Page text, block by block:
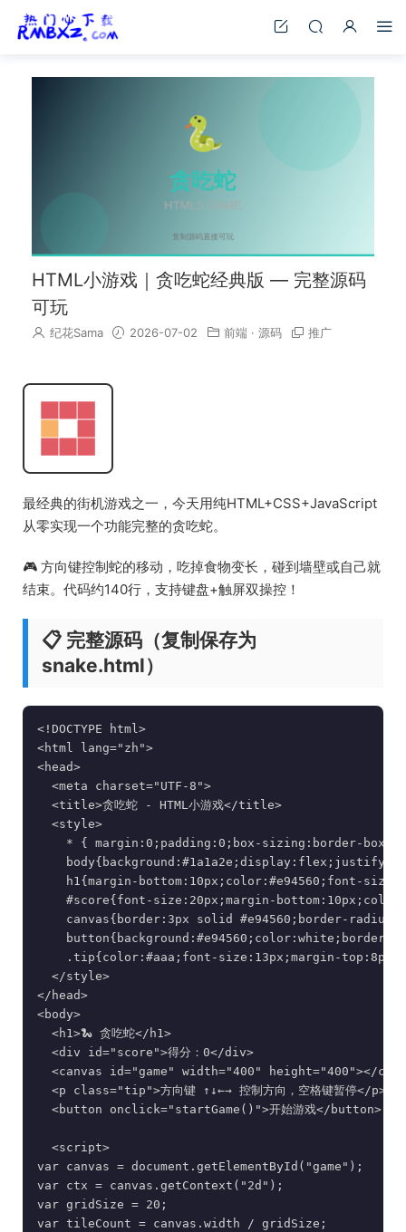
HTML小游戏｜贪吃蛇经典版 — 完整源码
可玩
纪花Sama 2026-07-02 前端 · 源码 推广
最经典的街机游戏之一，今天用纯HTML+CSS+JavaScript
从零实现一个功能完整的贪吃蛇。
🎮 方向键控制蛇的移动，吃掉食物变长，碰到墙壁或自己就
结束。代码约140行，支持键盘+触屏双操控！
📋 完整源码（复制保存为
snake.html）
<!DOCTYPE html>
<html lang="zh">
<head>
  <meta charset="UTF-8">
  <title>贪吃蛇 - HTML小游戏</title>
  <style>
    * { margin:0;padding:0;box-sizing:border-box; }
body{background:#1a1a2e;display:flex;justify-
h1{margin-bottom:10px;color:#e94560;font-
#score{font-size:20px;margin-
canvas{border:3px solid #e94560;border-
    .tip{color:#aaa;font-size:13px;margin-top:8px}
  </style>
</head>
<body>
  <h1>🐍 贪吃蛇</h1>
  <div id="score">得分：0</div>
<canvas id="game" width="400" height="400"></
  <p class="tip">方向键 ↑↓←→ 控制方向，空格键暂停</p>
  <button onclick="startGame()">开始游戏</button>
  <script>
var canvas = document.getElementById("game");
var ctx = canvas.getContext("2d");
var gridSize = 20;
var tileCount = canvas.width / gridSize;